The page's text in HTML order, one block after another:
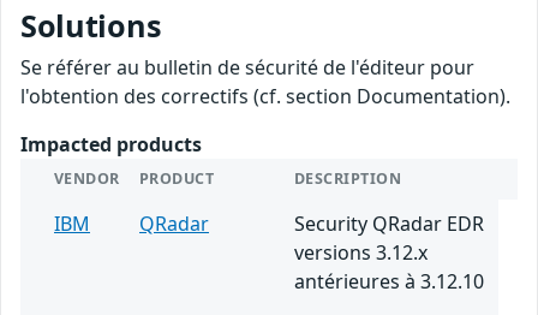
Solutions
Se référer au bulletin de sécurité de l'éditeur pour
l'obtention des correctifs (cf. section Documentation).
Impacted products
VENDOR PRODUCT DESCRIPTION
IBM QRadar
Security QRadar EDR
versions 3.12.x
antérieures à 3.12.10